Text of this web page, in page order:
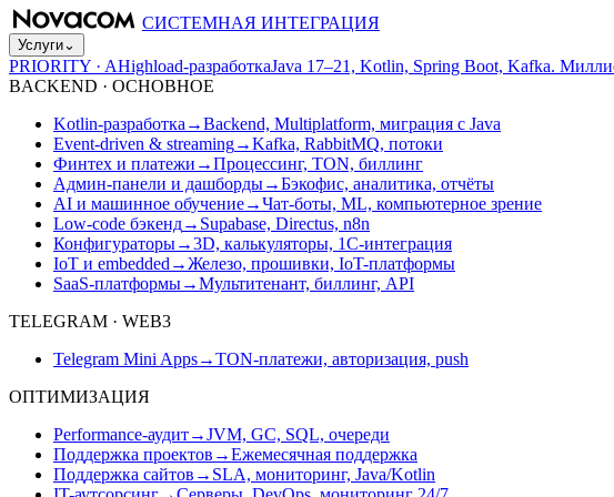
СИСТЕМНАЯ ИНТЕГРАЦИЯ
Услуги⌄
PRIORITY · AHighload-разработкаJava 17–21, Kotlin, Spring Boot, Kafka.
BACKEND · ОСНОВНОЕ
Kotlin-разработка →Backend, Multiplatform, миграция с Java
Event-driven & streaming→Kafka, RabbitMQ, потоки
Финтех и платежи →Процессинг, TON, биллинг
Админ-панели и дашборды→Бэкофис, аналитика, отчёты
AI и машинное обучение→Чат-боты, ML, компьютерное зрение
Low-code бэкенд→ Supabase, Directus, n8n
Конфигураторы→3D, калькуляторы, 1С-интеграция
IoT и embedded →Железо, прошивки, IoT-платформы
SaaS-платформы→Мультитенант, биллинг, API
TELEGRAM · WEB3
Telegram Mini Apps→TON-платежи, авторизация, push
ОПТИМИЗАЦИЯ
Performance-аудит→JVM, GC, SQL, очереди
Поддержка проектов →Ежемесячная поддержка
Поддержка сайтов → SLA, мониторинг, Java/Kotlin